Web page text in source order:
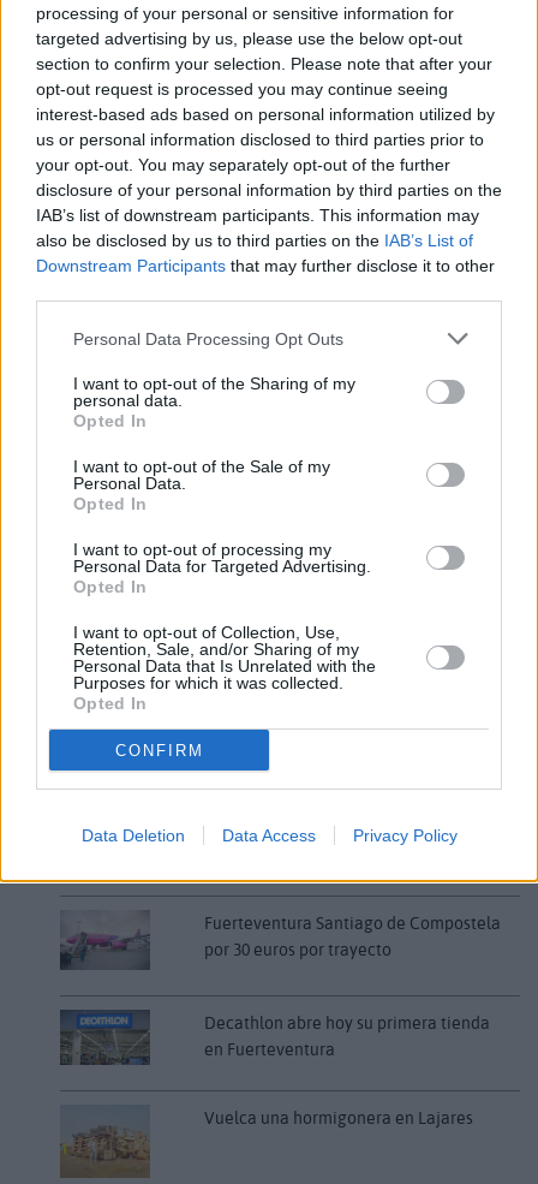
processing of your personal or sensitive information for
targeted advertising by us, please use the below opt-out
section to confirm your selection. Please note that after your
opt-out request is processed you may continue seeing
interest-based ads based on personal information utilized by
us or personal information disclosed to third parties prior to
your opt-out. You may separately opt-out of the further
disclosure of your personal information by third parties on the
IAB’s list of downstream participants. This information may
also be disclosed by us to third parties on the IAB’s List of
Downstream Participants that may further disclose it to other
Personal Data Processing Opt Outs
I want to opt-out of the Sharing of my
personal data.
Opted In
I want to opt-out of the Sale of my
Personal Data.
Opted In
I want to opt-out of processing my
Personal Data for Targeted Advertising.
Opted In
I want to opt-out of Collection, Use,
Retention, Sale, and/or Sharing of my
Personal Data that Is Unrelated with the
Purposes for which it was collected.
Opted In
CONFIRM
Data Deletion Data Access Privacy Policy
han generado acumulaciones de piedras y daños
en algunos tramos, obligando a intervenir con
cautela y a reforzar continuamente las zonas ya
acondicionadas.
A pesar de las dificultades, los trabajos han
avanzando con un objetivo claro: garantizar un
sendero más seguro, accesible y sostenible.
Un proyecto que conecta territorio, naturaleza y
turismo responsable.
Comentarios (0)
LO MÁS LEÍDO
Fallece un bebé de 20 meses por un
¿EN QUÉ MOMENTO DEJAMOS DE SER
HUMANOS?. Por Maite de Vera Cabrera
Fuerteventura Santiago de Compostela
por 30 euros por trayecto
Decathlon abre hoy su primera tienda
en Fuerteventura
Vuelca una hormigonera en Lajares